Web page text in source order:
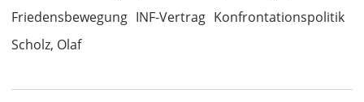
Friedensbewegung INF-Vertrag Konfrontationspolitik
Scholz, Olaf